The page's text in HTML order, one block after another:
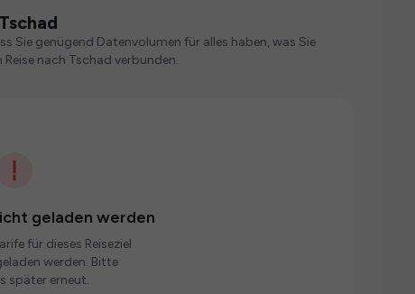
Sie genügend Datenvolumen für alles haben, was Sie
nach Tschad verbunden.
geladen werden
für dieses Reiseziel
werden. Bitte
später erneut.